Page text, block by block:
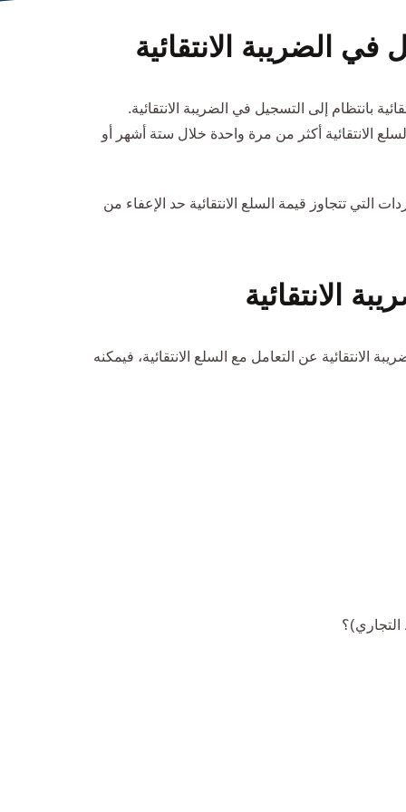
الضريبة الانتقائية
بانتظام إلى التسجيل في الضريبة الانتقائية.
الانتقائية أكثر من مرة واحدة خلال ستة أشهر أو
التي تتجاوز قيمة السلع الانتقائية حد الإعفاء من
الانتقائية
عن التعامل مع السلع الانتقائية، فيمكنه